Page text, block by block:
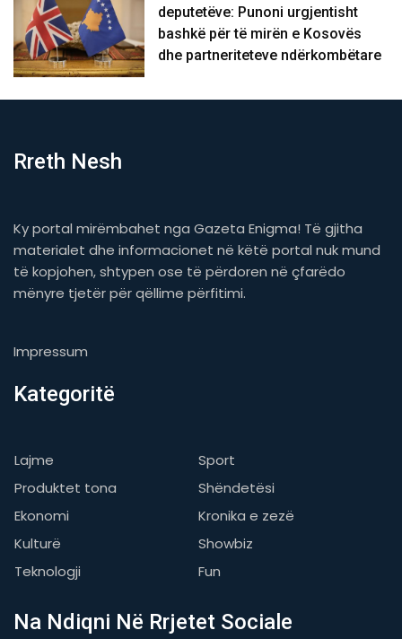
deputetëve: Punoni urgjentisht
bashkë për të mirën e Kosovës
dhe partneriteteve ndërkombëtare
Rreth Nesh
Ky portal mirëmbahet nga Gazeta Enigma! Të gjitha
materialet dhe informacionet në këtë portal nuk mund
të kopjohen, shtypen ose të përdoren në çfarëdo
mënyre tjetër për qëllime përfitimi.
Impressum
Kategoritë
Lajme
Sport
Produktet tona
Shëndetësi
Ekonomi
Kronika e zezë
Kulturë
Showbiz
Teknologji
Fun
Na Ndiqni Në Rrjetet Sociale